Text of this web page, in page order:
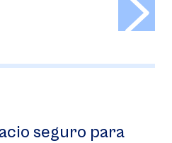
seguro para